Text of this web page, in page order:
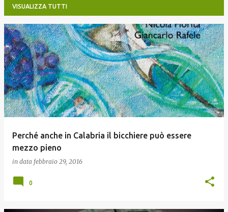
VISUALIZZA TUTTI
P
o
s
t
Perché anche in Calabria il bicchiere può essere
mezzo pieno
in data febbraio 29, 2016
0